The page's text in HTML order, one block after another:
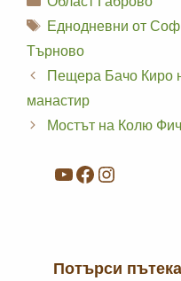
Tags
Еднодневни от
Търново
Пещера Бачо Киро
манастир
Мостът на Колю
YouTube
Facebook
Instagram
Потърси